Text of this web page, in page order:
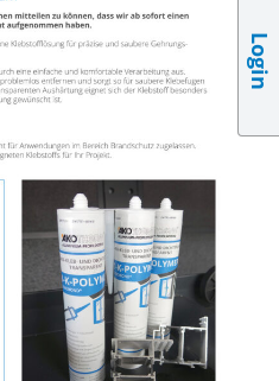
Login